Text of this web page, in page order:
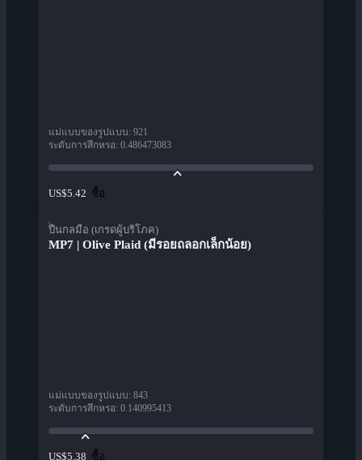
แม่แบบของรูปแบบ: 921
ระดับการสึกหรอ: 0.486473083
US$5.42 ซื้อ
ปืนกลมือ (เกรดผู้บริโภค)
MP7 | Olive Plaid (มีรอยถลอกเล็กน้อย)
แม่แบบของรูปแบบ: 843
ระดับการสึกหรอ: 0.140995413
US$5.38 ซื้อ